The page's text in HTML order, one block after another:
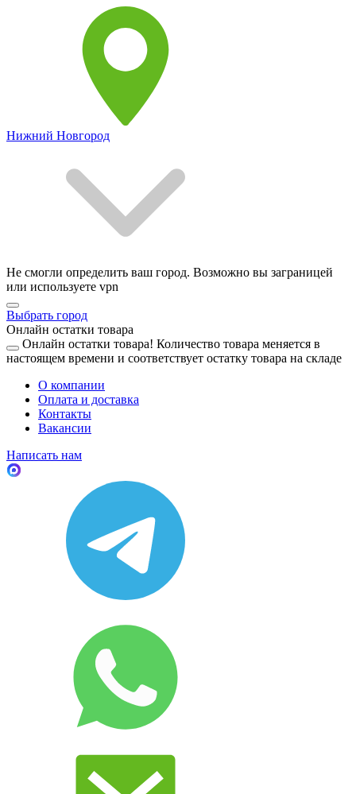
Нижний Новгород
Не смогли определить ваш город. Возможно вы заграницей
или используете vpn
Выбрать город
Онлайн остатки товара
Онлайн остатки товара! Количество товара меняется в
настоящем времени и соответствует остатку товара на складе
О компании
Оплата и доставка
Контакты
Вакансии
Написать нам